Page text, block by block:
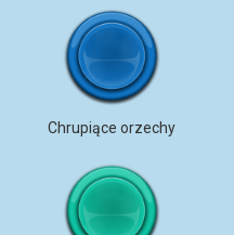
Chrupiące orzechy